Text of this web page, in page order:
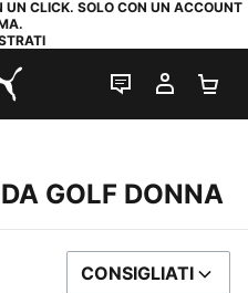
CLICK. SOLO CON UN ACCOUNT
CHAT IL MIO
GOLF DONNA
ORDINA PER
CONSIGLIATI